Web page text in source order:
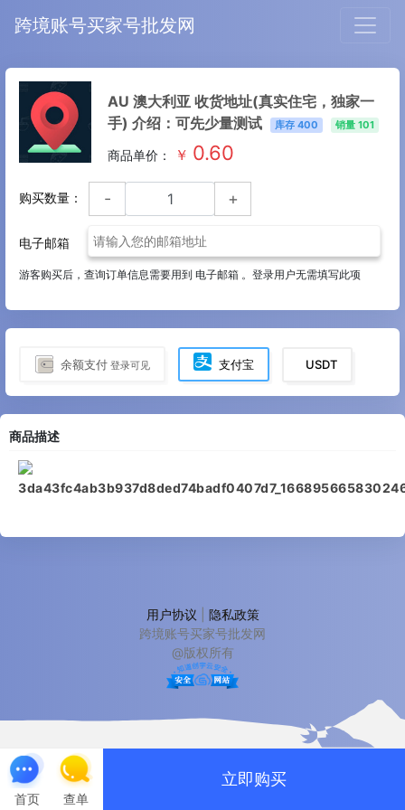
跨境账号买家号批发网
AU 澳大利亚 收货地址(真实住宅，独家一
手) 介绍：可先少量测试
库存 400 销量 101
商品单价： ￥ 0.60
购买数量： - +
电子邮箱
游客购买后，查询订单信息需要用到 电子邮箱 。登录用户无需填写此项
余额支付 登录可见 支付宝 USDT
商品描述
首页 查单
立即购买
用户协议
隐私政策
跨境账号买家号批发网
@版权所有